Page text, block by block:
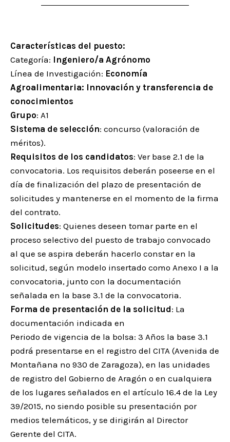
Características del puesto:
Categoría: Ingeniero/a Agrónomo
Línea de Investigación: Economía
Agroalimentaria: Innovación y transferencia de
conocimientos
Grupo: A1
Sistema de selección: concurso (valoración de
méritos).
Requisitos de los candidatos: Ver base 2.1 de la
convocatoria. Los requisitos deberán poseerse en el
día de finalización del plazo de presentación de
solicitudes y mantenerse en el momento de la firma
del contrato.
Solicitudes: Quienes deseen tomar parte en el
proceso selectivo del puesto de trabajo convocado
al que se aspira deberán hacerlo constar en la
solicitud, según modelo insertado como Anexo I a la
convocatoria, junto con la documentación
señalada en la base 3.1 de la convocatoria.
Forma de presentación de la solicitud: La
documentación indicada en
Periodo de vigencia de la bolsa: 3 Años la base 3.1
podrá presentarse en el registro del CITA (Avenida de
Montañana nº 930 de Zaragoza), en las unidades
de registro del Gobierno de Aragón o en cualquiera
de los lugares señalados en el artículo 16.4 de la Ley
39/2015, no siendo posible su presentación por
medios telemáticos, y se dirigirán al Director
Gerente del CITA.